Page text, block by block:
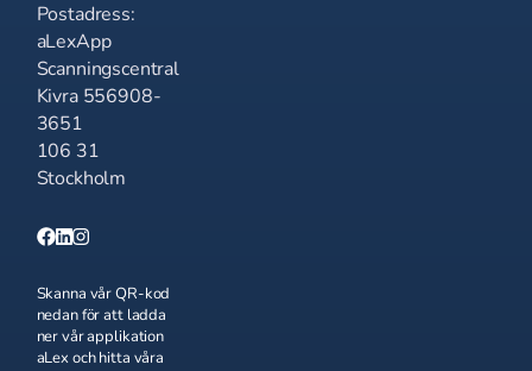
Postadress:
aLexApp
Scanningscentral
Kivra 556908-
3651
106 31
Stockholm
Skanna vår QR-kod
nedan för att ladda
ner vår applikation
aLex och hitta våra